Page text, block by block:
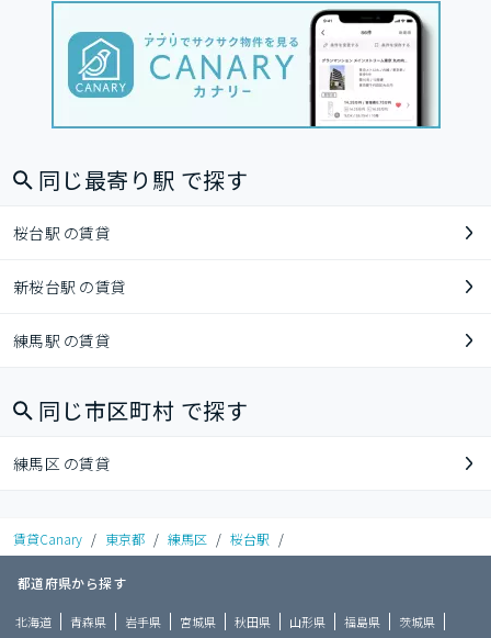
同じ最寄り駅 で探す
桜台駅 の賃貸
新桜台駅 の賃貸
練馬駅 の賃貸
同じ市区町村 で探す
練馬区 の賃貸
賃貸Canary / 東京都 / 練馬区 / 桜台駅 /
都道府県から探す
北海道 青森県 岩手県 宮城県 秋田県 山形県 福島県 茨城県